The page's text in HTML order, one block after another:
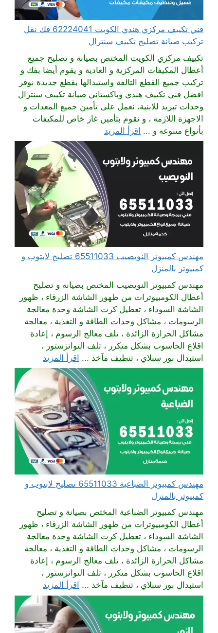
فني تكييف مركزي هندي الكويت 62224041 فك نقل
تركيب صيانة تصليح تكييف سنترال
تكييف مركزي الكويت المختص بصيانة و تصليح جميع
أعطال المكيفات المركزية و العادية و يقوم أيضا بفك و
تركيب جميع القطع التالفة واستبدالها بقطع جديدة نوفر
افضل فني تكييف هندي وباكستاني صيانة تكييف سنترال
وحدات تبريد للابنية، نعمل على تأمين جميع المعدات و
الاجهزة اللازمة ، و نقوم بتأمين غاز خاص للمكيفات
بأنواع متنوعة و ... اقرأ المزيد
مهندس كمبيوتر النويصيب 65511033 تصليح لابتوب و
كمبيوتر بالمنزل
مهندس كمبيوتر النويصيب المختص بصيانة و تصليح
أعطال الكومبيوترات من ظهور الشاشة الزرقاء ، ظهور
الشاشة السوداء ، تعطيل كرت الشاشة وحدة معالجة
الرسومات ، مشاكل وحدات الطاقة و التغذية ، معالجة
مشاكل الحرارة الزائدة ، تلف معالج الرسوم ، إعادة
اقلاع الحاسوب بشكل متكرر ، تلف التوانزستور ،
استبدال بور سبلاي ، تنظيف مآخذ ... اقرأ المزيد
مهندس كمبيوتر الضباعية 65511033 تصليح لابتوب و
كمبيوتر بالمنزل
مهندس كمبيوتر الضباعية المختص بصيانة و تصليح
أعطال الكومبيوترات من ظهور الشاشة الزرقاء ، ظهور
الشاشة السوداء ، تعطيل كرت الشاشة وحدة معالجة
الرسومات ، مشاكل وحدات الطاقة و التغذية ، معالجة
مشاكل الحرارة الزائدة ، تلف معالج الرسوم ، إعادة
اقلاع الحاسوب بشكل متكرر ، تلف التوانزستور ،
استبدال بور سبلاي ، تنظيف مآخذ ... اقرأ المزيد